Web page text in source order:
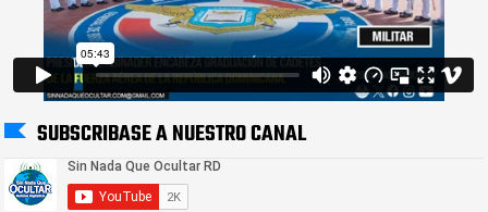
SUBSCRIBASE A NUESTRO CANAL